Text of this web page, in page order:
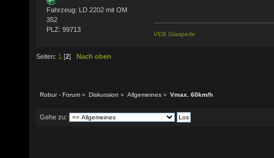
Fahrzeug: LD 2202 mit OM
352
PLZ: 99713
VEB Glasperle
Seiten: 1 [2] Nach oben
Robur - Forum » Diskussion » Allgemeines » Vmax. 60km/h
Gehe zu: